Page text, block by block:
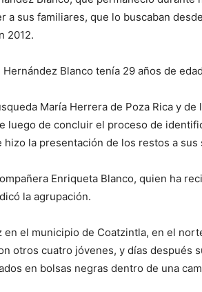
a sus familiares, que lo buscaban
2012.
Blanco tenía 29 años de
María Herrera de Poza Rica y de
luego de concluir el proceso de
la presentación de los restos a sus
Enriqueta Blanco, quien ha
la agrupación.
el municipio de Coatzintla, en el
otros cuatro jóvenes, y días después
en bolsas negras dentro de una